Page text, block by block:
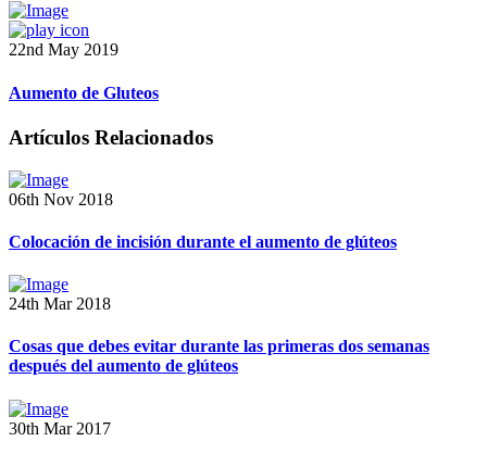
22nd May 2019
Aumento de Gluteos
Artículos Relacionados
06th Nov 2018
Colocación de incisión durante el aumento de glúteos
24th Mar 2018
Cosas que debes evitar durante las primeras dos semanas
después del aumento de glúteos
30th Mar 2017